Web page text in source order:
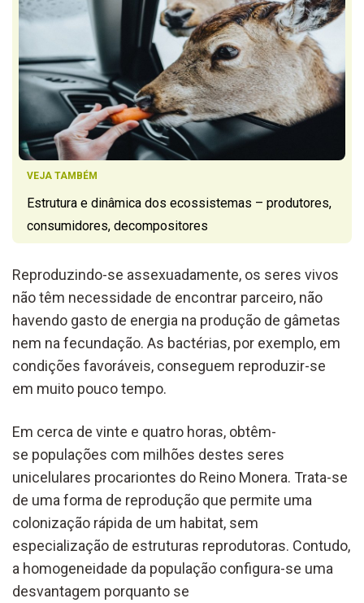
VEJA TAMBÉM
Estrutura e dinâmica dos ecossistemas – produtores,
consumidores, decompositores
Reproduzindo-se assexuadamente, os seres vivos
não têm necessidade de encontrar parceiro, não
havendo gasto de energia na produção de gâmetas
nem na fecundação. As bactérias, por exemplo, em
condições favoráveis, conseguem reproduzir-se
em muito pouco tempo.
Em cerca de vinte e quatro horas, obtêm-
se populações com milhões destes seres
unicelulares procariontes do Reino Monera. Trata-se
de uma forma de reprodução que permite uma
colonização rápida de um habitat, sem
especialização de estruturas reprodutoras. Contudo,
a homogeneidade da população configura-se uma
desvantagem porquanto se